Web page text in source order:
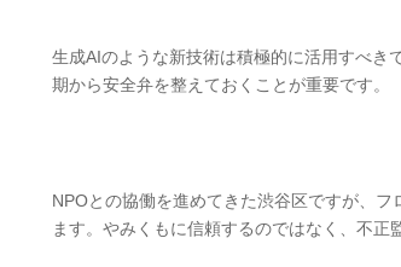
生成AIのような新技術は積極的に活用すべき
期から安全弁を整えておくことが重要です。
NPOとの協働を進めてきた渋谷区ですが、
ます。やみくもに信頼するのではなく、不正